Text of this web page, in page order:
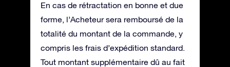
En cas de rétractation en bonne et due
forme, l’Acheteur sera remboursé de la
totalité du montant de la commande, y
compris les frais d’expédition standard.
Tout montant supplémentaire dû au fait